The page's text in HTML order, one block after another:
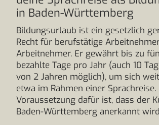
in Baden-Württemberg
Bildungsurlaub ist ein gesetzlich
Recht für berufstätige
Arbeitnehmer. Er gewährt bis zu
bezahlte Tage pro Jahr (auch 10
von 2 Jahren möglich), um sich
etwa im Rahmen einer Sprachreise.
Voraussetzung dafür ist, dass der
Baden-Württemberg anerkannt